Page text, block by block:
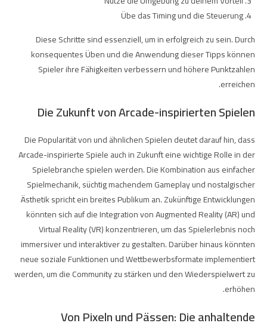
Übe das Timing und die Steuerung
Diese Schritte sind essenziell, um inerfolgreich zu sein. Durch
konsequentes Üben und die Anwendung dieser Tipps können
Spieler ihre Fähigkeiten verbessern und höhere Punktzahlen
erreichen.
Die Zukunft von Arcade-inspirierten Spielen
Die Popularität vonund ähnlichen Spielen deutet darauf hin, dass
Arcade-inspirierte Spiele auch in Zukunft eine wichtige Rolle in der
Spielebranche spielen werden. Die Kombination aus einfacher
Spielmechanik, süchtig machendem Gameplay und nostalgischer
Ästhetik spricht ein breites Publikum an. Zukünftige Entwicklungen
könnten sich auf die Integration von Augmented Reality (AR) und
Virtual Reality (VR) konzentrieren, um das Spielerlebnis noch
immersiver und interaktiver zu gestalten. Darüber hinaus könnten
neue soziale Funktionen und Wettbewerbsformate implementiert
werden, um die Community zu stärken und den Wiederspielwert zu
erhöhen.
Von Pixeln und Pässen: Die anhaltende